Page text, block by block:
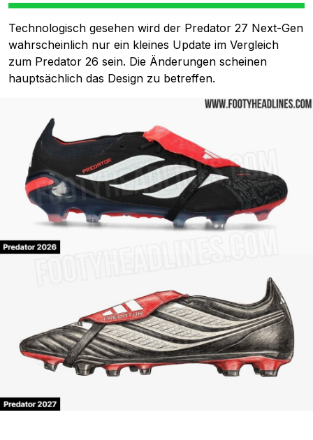
Technologisch gesehen wird der Predator 27 Next-Gen
wahrscheinlich nur ein kleines Update im Vergleich
zum Predator 26 sein. Die Änderungen scheinen
hauptsächlich das Design zu betreffen.